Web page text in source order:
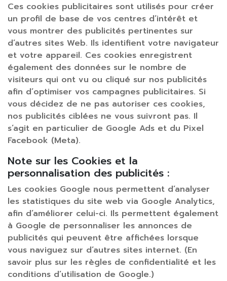
Ces cookies publicitaires sont utilisés pour créer
un profil de base de vos centres d’intérêt et
vous montrer des publicités pertinentes sur
d’autres sites Web. Ils identifient votre navigateur
et votre appareil. Ces cookies enregistrent
également des données sur le nombre de
visiteurs qui ont vu ou cliqué sur nos publicités
afin d’optimiser vos campagnes publicitaires. Si
vous décidez de ne pas autoriser ces cookies,
nos publicités ciblées ne vous suivront pas. Il
s’agit en particulier de Google Ads et du Pixel
Facebook (Meta).
Note sur les Cookies et la
personnalisation des publicités :
Les cookies Google nous permettent d’analyser
les statistiques du site web via Google Analytics,
afin d’améliorer celui-ci. Ils permettent également
à Google de personnaliser les annonces de
publicités qui peuvent être affichées lorsque
vous naviguez sur d’autres sites internet. (En
savoir plus sur les règles de confidentialité et les
conditions d’utilisation de Google.)